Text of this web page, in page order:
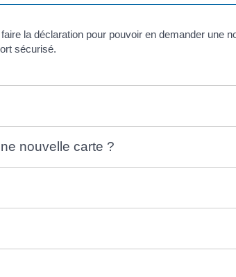
la déclaration pour pouvoir en demander une
sécurisé.
nouvelle carte ?